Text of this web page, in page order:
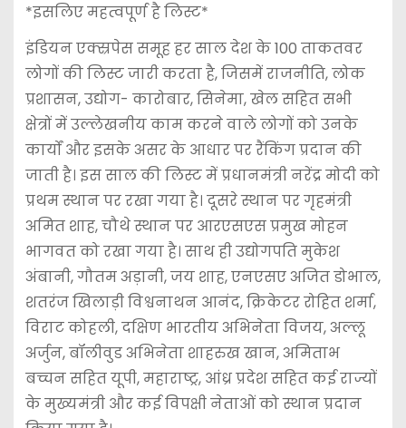
*इसलिए महत्वपूर्ण है लिस्ट*
इंडियन एक्स्रपेस समूह हर साल देश के 100 ताकतवर
लोगों की लिस्ट जारी करता है, जिसमें राजनीति, लोक
प्रशासन, उद्योग- कारोबार, सिनेमा, खेल सहित सभी
क्षेत्रों में उल्लेखनीय काम करने वाले लोगों को उनके
कार्यों और इसके असर के आधार पर रैंकिंग प्रदान की
जाती है। इस साल की लिस्ट में प्रधानमंत्री नरेंद्र मोदी को
प्रथम स्थान पर रखा गया है। दूसरे स्थान पर गृहमंत्री
अमित शाह, चौथे स्थान पर आरएसएस प्रमुख मोहन
भागवत को रखा गया है। साथ ही उद्योगपति मुकेश
अंबानी, गौतम अड़ानी, जय शाह, एनएसए अजित डोभाल,
शतरंज खिलाड़ी विश्वनाथन आनंद, क्रिकेटर रोहित शर्मा,
विराट कोहली, दक्षिण भारतीय अभिनेता विजय, अल्लू
अर्जुन, बॉलीवुड अभिनेता शाहरुख खान, अमिताभ
बच्चन सहित यूपी, महाराष्ट्र, आंध्र प्रदेश सहित कई राज्यों
के मुख्यमंत्री और कई विपक्षी नेताओं को स्थान प्रदान